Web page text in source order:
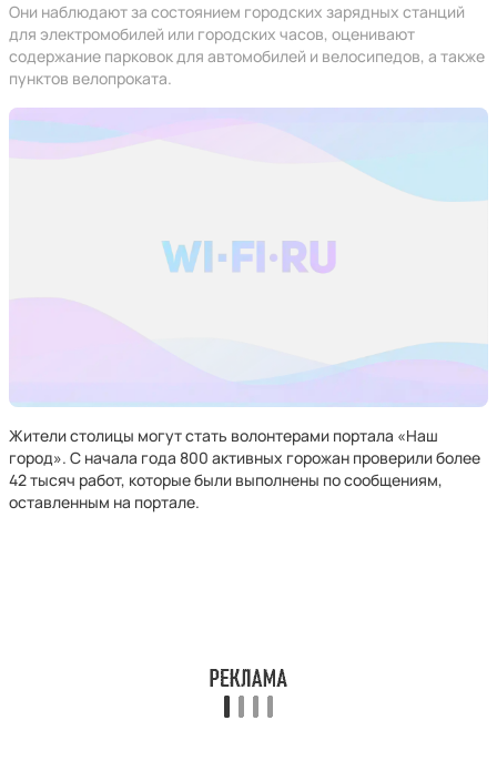
Они наблюдают за состоянием городских зарядных станций
для электромобилей или городских часов, оценивают
содержание парковок для автомобилей и велосипедов, а также
пунктов велопроката.
Жители столицы могут стать волонтерами портала «Наш
город». С начала года 800 активных горожан проверили более
42 тысяч работ, которые были выполнены по сообщениям,
оставленным на портале.